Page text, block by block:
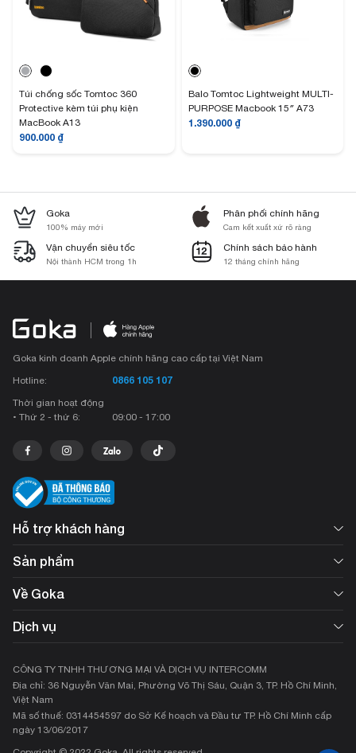
Túi chống sốc Tomtoc 360
Protective kèm túi phụ kiện
MacBook A13
900.000 ₫
Balo Tomtoc Lightweight MULTI-
PURPOSE Macbook 15″ A73
1.390.000 ₫
Goka
100% máy mới
Phân phối chính hãng
Cam kết xuất xứ rõ ràng
Vận chuyển siêu tốc
Nội thành HCM trong 1h
Chính sách bảo hành
12 tháng chính hãng
Goka kinh doanh Apple chính hãng cao cấp tại Việt Nam
Hotline:
0866 105 107
Thời gian hoạt động
• Thứ 2 - thứ 6:
09:00 - 17:00
Hỗ trợ khách hàng
Sản phẩm
Về Goka
Dịch vụ
CÔNG TY TNHH THƯƠNG MẠI VÀ DỊCH VỤ INTERCOMM
Địa chỉ: 36 Nguyễn Văn Mai, Phường Võ Thị Sáu, Quận 3, TP. Hồ Chí Minh,
Việt Nam
Mã số thuế: 0314454597 do Sở Kế hoạch và Đầu tư TP. Hồ Chí Minh cấp
ngày 13/06/2017